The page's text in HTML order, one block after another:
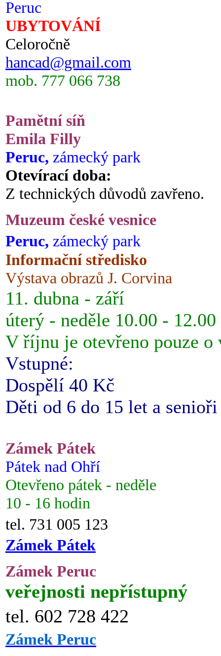
Peruc
UBYTOVÁNÍ
Celoročně
hancad@gmail.com
mob. 777 066 738
Pamětní síň
Emila Filly
Peruc, zámecký park
Otevírací doba:
Z technických důvodů zavřeno.
Muzeum české vesnice
Peruc, zámecký park
Informační středisko
Výstava obrazů J. Corvina
11. dubna - září
úterý - neděle 10.00 -
V říjnu je otevřeno pouze o
Vstupné:
Dospělí 40 Kč
Děti od 6 do 15 let a
Zámek Pátek
Pátek nad Ohří
Otevřeno pátek - neděle
10 - 16 hodin
tel. 731 005 123
Zámek Pátek
Zámek Peruc
veřejnosti nepřístupný
tel. 602 728 422
Zámek Peruc